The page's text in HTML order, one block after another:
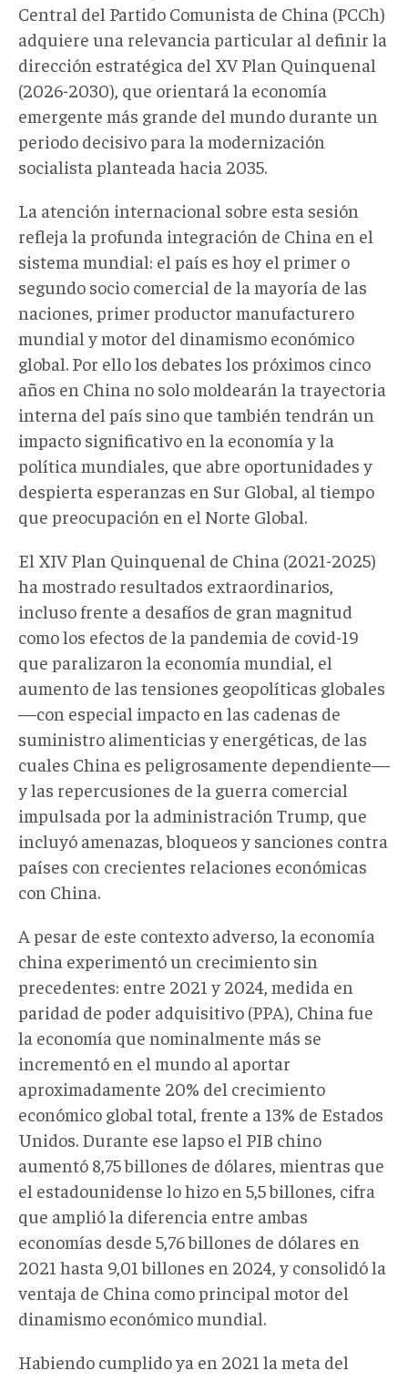
Central del Partido Comunista de China (PCCh)
adquiere una relevancia particular al definir la
dirección estratégica del XV Plan Quinquenal
(2026-2030), que orientará la economía
emergente más grande del mundo durante un
periodo decisivo para la modernización
socialista planteada hacia 2035.
La atención internacional sobre esta sesión
refleja la profunda integración de China en el
sistema mundial: el país es hoy el primer o
segundo socio comercial de la mayoría de las
naciones, primer productor manufacturero
mundial y motor del dinamismo económico
global. Por ello los debates los próximos cinco
años en China no solo moldearán la trayectoria
interna del país sino que también tendrán un
impacto significativo en la economía y la
política mundiales, que abre oportunidades y
despierta esperanzas en Sur Global, al tiempo
que preocupación en el Norte Global.
El XIV Plan Quinquenal de China (2021-2025)
ha mostrado resultados extraordinarios,
incluso frente a desafíos de gran magnitud
como los efectos de la pandemia de covid-19
que paralizaron la economía mundial, el
aumento de las tensiones geopolíticas globales
—con especial impacto en las cadenas de
suministro alimenticias y energéticas, de las
cuales China es peligrosamente dependiente—
y las repercusiones de la guerra comercial
impulsada por la administración Trump, que
incluyó amenazas, bloqueos y sanciones contra
países con crecientes relaciones económicas
con China.
A pesar de este contexto adverso, la economía
china experimentó un crecimiento sin
precedentes: entre 2021 y 2024, medida en
paridad de poder adquisitivo (PPA), China fue
la economía que nominalmente más se
incrementó en el mundo al aportar
aproximadamente 20% del crecimiento
económico global total, frente a 13% de Estados
Unidos. Durante ese lapso el PIB chino
aumentó 8,75 billones de dólares, mientras que
el estadounidense lo hizo en 5,5 billones, cifra
que amplió la diferencia entre ambas
economías desde 5,76 billones de dólares en
2021 hasta 9,01 billones en 2024, y consolidó la
ventaja de China como principal motor del
dinamismo económico mundial.
Habiendo cumplido ya en 2021 la meta del